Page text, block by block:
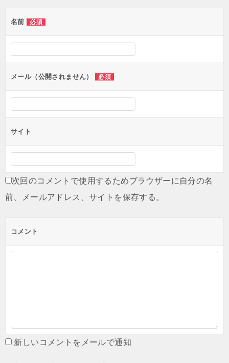
ー
シ
ョ
ン
名前 必須
メール（公開されません） 必須
サイト
次回のコメントで使用するためブラウザーに自分の名
前、メールアドレス、サイトを保存する。
コメント
新しいコメントをメールで通知